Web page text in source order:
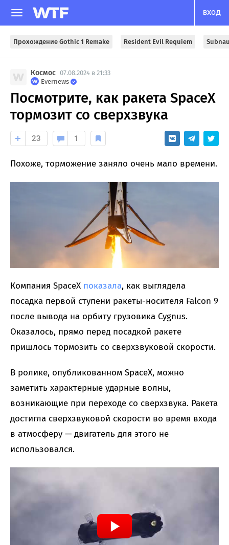
ВХОД
Прохождение Gothic 1 Remake Resident Evil Requiem
Космос 07.08.2024 в 21:33
Evernews
Посмотрите, как ракета SpaceX
тормозит со сверхзвука
23 1
Похоже, торможение заняло очень мало времени.
Компания SpaceX показала, как выглядела
посадка первой ступени ракеты-носителя Falcon 9
после вывода на орбиту грузовика Cygnus.
Оказалось, прямо перед посадкой ракете
пришлось тормозить со сверхзвуковой скорости.
В ролике, опубликованном SpaceX, можно
заметить характерные ударные волны,
возникающие при переходе со сверхзвука. Ракета
достигла сверхзвуковой скорости во время входа
в атмосферу — двигатель для этого не
использовался.